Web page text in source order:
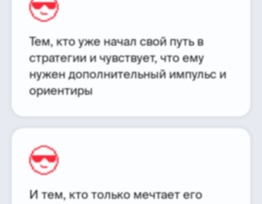
Тем, кто уже начал свой путь в
стратегии и чувствует, что ему
нужен дополнительный импульс и
ориентиры
И тем, кто только мечтает его